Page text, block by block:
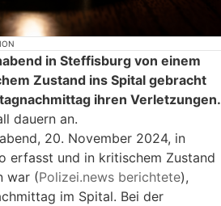
in Steffisburg von einem
Zustand ins Spital gebracht
ihren Verletzungen.
dauern an.
20. November 2024, in
erfasst und in kritischem Zustand
war (Polizei.news berichtete),
im Spital. Bei der